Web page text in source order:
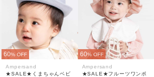
60% OFF
Ampersand
★SALE★くまちゃんベビ
60% OFF
Ampersand
★SALE★フルーツワンポ